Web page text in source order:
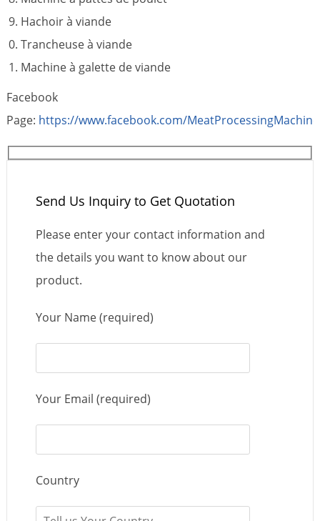
Hachoir à viande
Trancheuse à viande
Machine à galette de viande
Facebook
Page: https://www.facebook.com/
Send Us Inquiry to Get Quotation
Please enter your contact information and
the details you want to know about our
product.
Your Name (required)
Your Email (required)
Country